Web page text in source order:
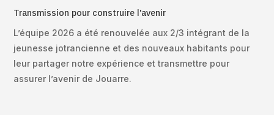
Transmission pour construire l'avenir
L’équipe 2026 a été renouvelée aux 2/3 intégrant de la
jeunesse jotrancienne et des nouveaux habitants pour
leur partager notre expérience et transmettre pour
assurer l’avenir de Jouarre.